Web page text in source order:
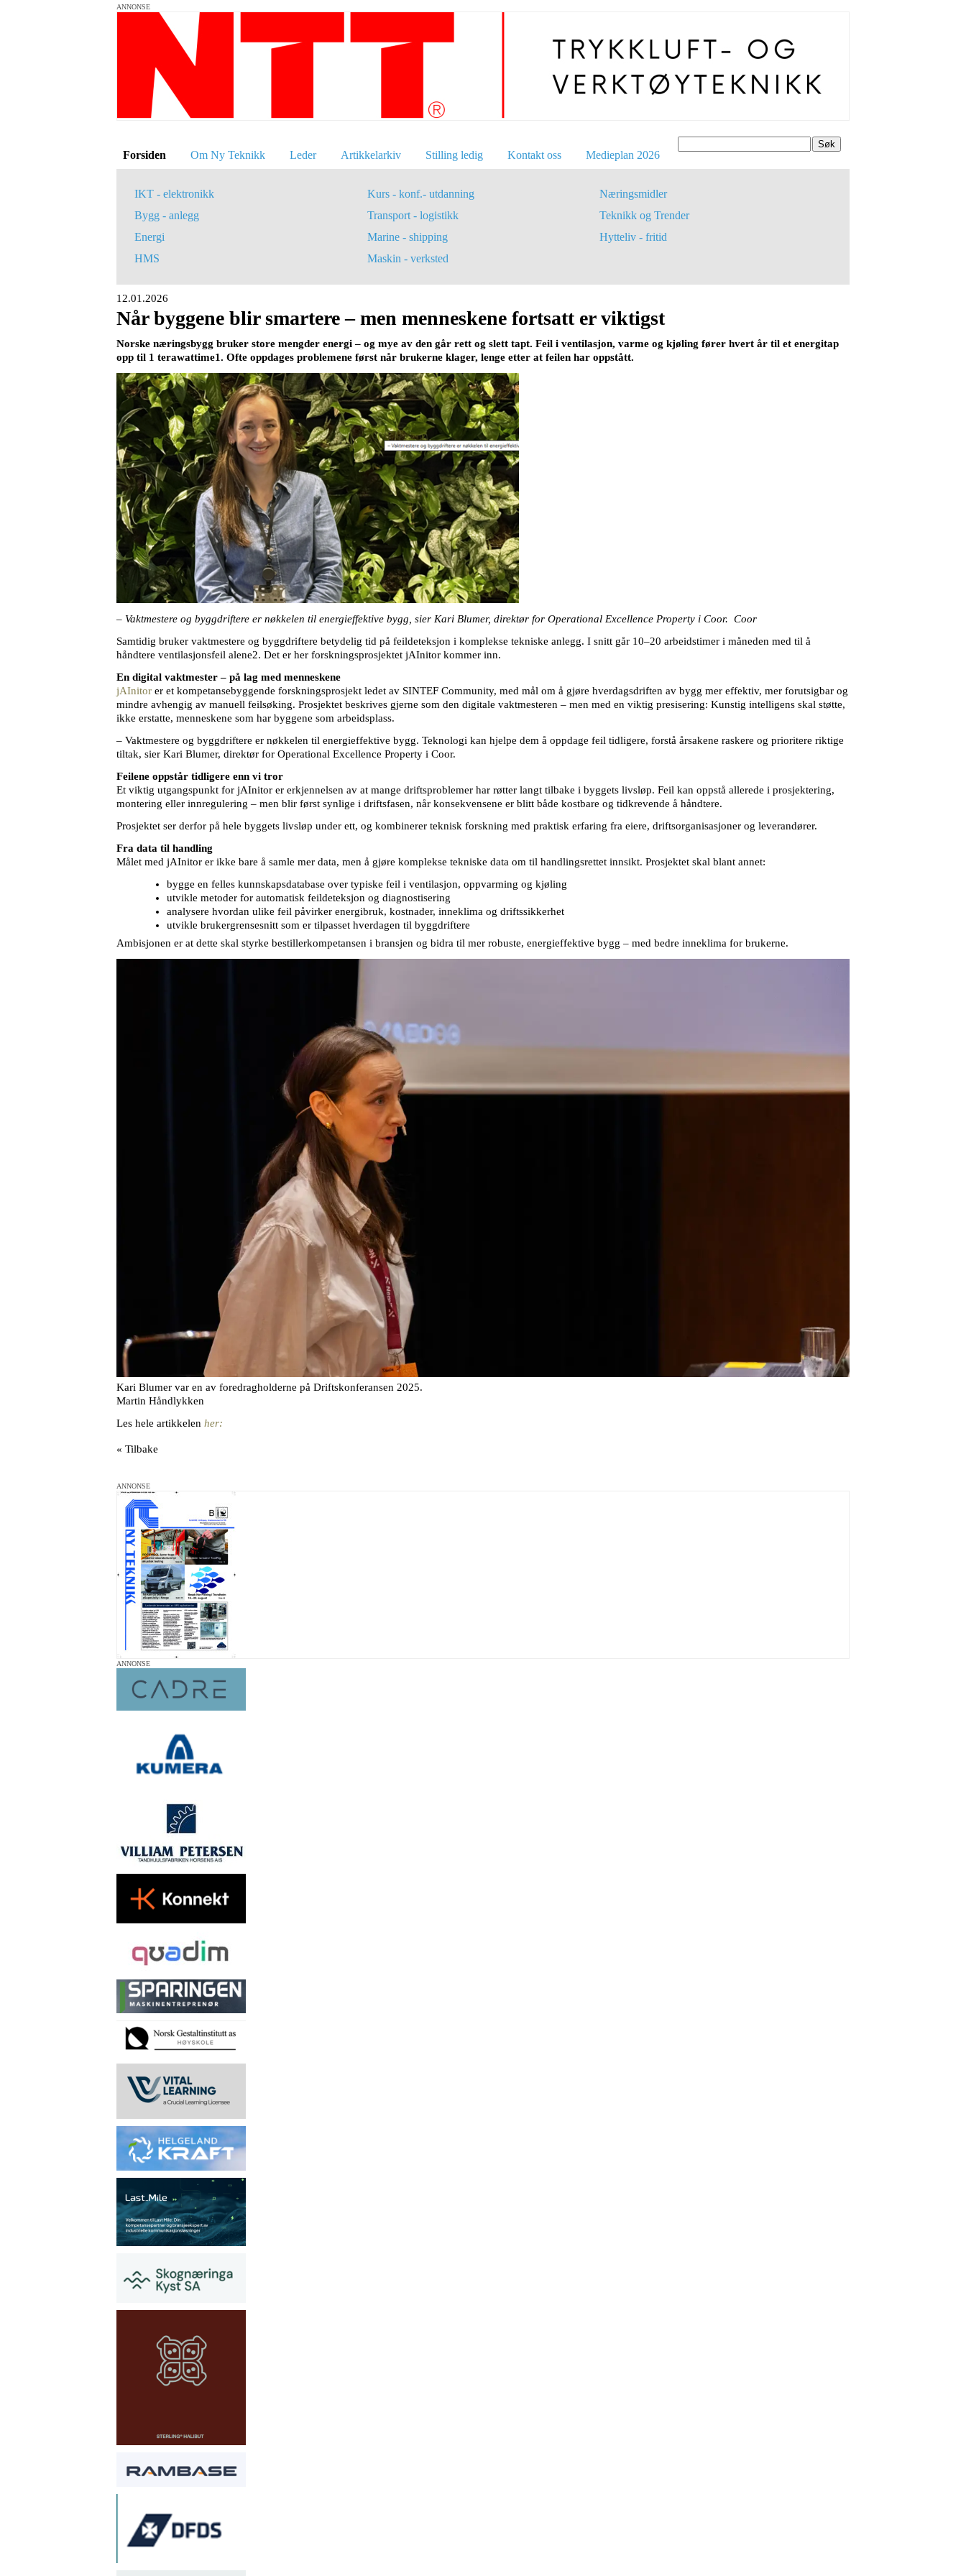
ANNONSE
Søk
Forsiden Om Ny Teknikk Leder Artikkelarkiv Stilling ledig Kontakt oss Medieplan 2026
IKT - elektronikk
Bygg - anlegg
Energi
HMS
Kurs - konf.- utdanning
Transport - logistikk
Marine - shipping
Maskin - verksted
Næringsmidler
Teknikk og Trender
Hytteliv - fritid
12.01.2026
Når byggene blir smartere – men menneskene fortsatt er viktigst
Norske næringsbygg bruker store mengder energi – og mye av den går rett og slett tapt. Feil i ventilasjon, varme og kjøling fører hvert år til et energitap
opp til 1 terawattime1. Ofte oppdages problemene først når brukerne klager, lenge etter at feilen har oppstått.
– Vaktmestere og byggdriftere er nøkkelen til energieffektive bygg, sier Kari Blumer, direktør for Operational Excellence Property i Coor. Coor
Samtidig bruker vaktmestere og byggdriftere betydelig tid på feildeteksjon i komplekse tekniske anlegg. I snitt går 10–20 arbeidstimer i måneden med til å
håndtere ventilasjonsfeil alene2. Det er her forskningsprosjektet jAInitor kommer inn.
En digital vaktmester – på lag med menneskene
jAInitor er et kompetansebyggende forskningsprosjekt ledet av SINTEF Community, med mål om å gjøre hverdagsdriften av bygg mer effektiv, mer forutsigbar og
mindre avhengig av manuell feilsøking. Prosjektet beskrives gjerne som den digitale vaktmesteren – men med en viktig presisering: Kunstig intelligens skal støtte,
ikke erstatte, menneskene som har byggene som arbeidsplass.
– Vaktmestere og byggdriftere er nøkkelen til energieffektive bygg. Teknologi kan hjelpe dem å oppdage feil tidligere, forstå årsakene raskere og prioritere riktige
tiltak, sier Kari Blumer, direktør for Operational Excellence Property i Coor.
Feilene oppstår tidligere enn vi tror
Et viktig utgangspunkt for jAInitor er erkjennelsen av at mange driftsproblemer har røtter langt tilbake i byggets livsløp. Feil kan oppstå allerede i prosjektering,
montering eller innregulering – men blir først synlige i driftsfasen, når konsekvensene er blitt både kostbare og tidkrevende å håndtere.
Prosjektet ser derfor på hele byggets livsløp under ett, og kombinerer teknisk forskning med praktisk erfaring fra eiere, driftsorganisasjoner og leverandører.
Fra data til handling
Målet med jAInitor er ikke bare å samle mer data, men å gjøre komplekse tekniske data om til handlingsrettet innsikt. Prosjektet skal blant annet:
bygge en felles kunnskapsdatabase over typiske feil i ventilasjon, oppvarming og kjøling
utvikle metoder for automatisk feildeteksjon og diagnostisering
analysere hvordan ulike feil påvirker energibruk, kostnader, inneklima og driftssikkerhet
utvikle brukergrensesnitt som er tilpasset hverdagen til byggdriftere
Ambisjonen er at dette skal styrke bestillerkompetansen i bransjen og bidra til mer robuste, energieffektive bygg – med bedre inneklima for brukerne.
Kari Blumer var en av foredragholderne på Driftskonferansen 2025.
Martin Håndlykken
Les hele artikkelen her:
« Tilbake
ANNONSE
ANNONSE